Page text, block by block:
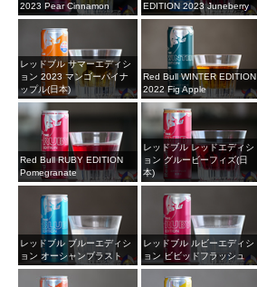
2023 Pear Cinnamon
EDITION 2023 Juneberry
レッドブル サマーエディシ
ョン 2023 マンゴーパイナ
ップル(日本)
Red Bull WINTER EDITION
2022 Fig Apple
Red Bull RUBY EDITION
Pomegranate
レッドブル レッドエディシ
ョン グルービーフィズ(日
本)
レッドブル ブルーエディシ
ョン オーシャンブラスト
レッドブル ルビーエディシ
ョン ビビッドフラッシュ